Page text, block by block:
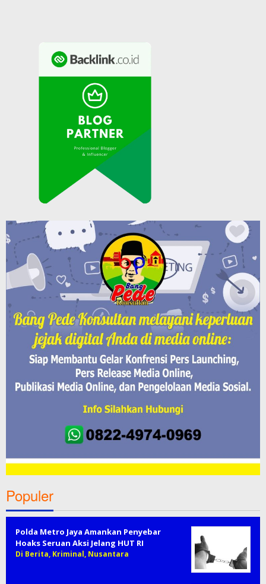
Populer
Polda Metro Jaya Amankan Penyebar
Hoaks Seruan Aksi Jelang HUT RI
Di Berita, Kriminal, Nusantara